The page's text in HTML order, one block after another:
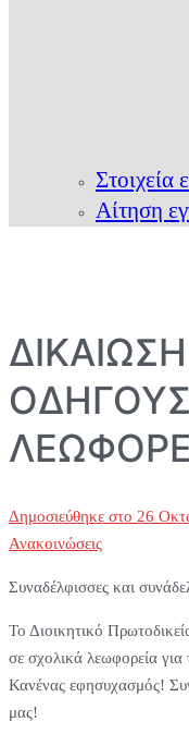
Στοιχεία
Αίτηση
Δημοσιεύθηκε στο 26
Ανακοινώσεις
Συναδέλφισσες και
Το Διοικητικό
σε σχολικά λεωφορεία
Κανένας εφησυχασμός!
μας!